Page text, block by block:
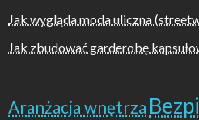
Jak wygląda moda uliczna
Jak zbudować garderobę
Aranżacja wnętrza